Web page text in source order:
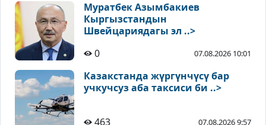
Муратбек Азымбакиев
Кыргызстандын
Швейцариядагы эл ..>
0
07.08.2026 10:01
Казакстанда жүргүнчүсү бар
учкучсуз аба таксиси би ..>
463 07.08.2026 9:57